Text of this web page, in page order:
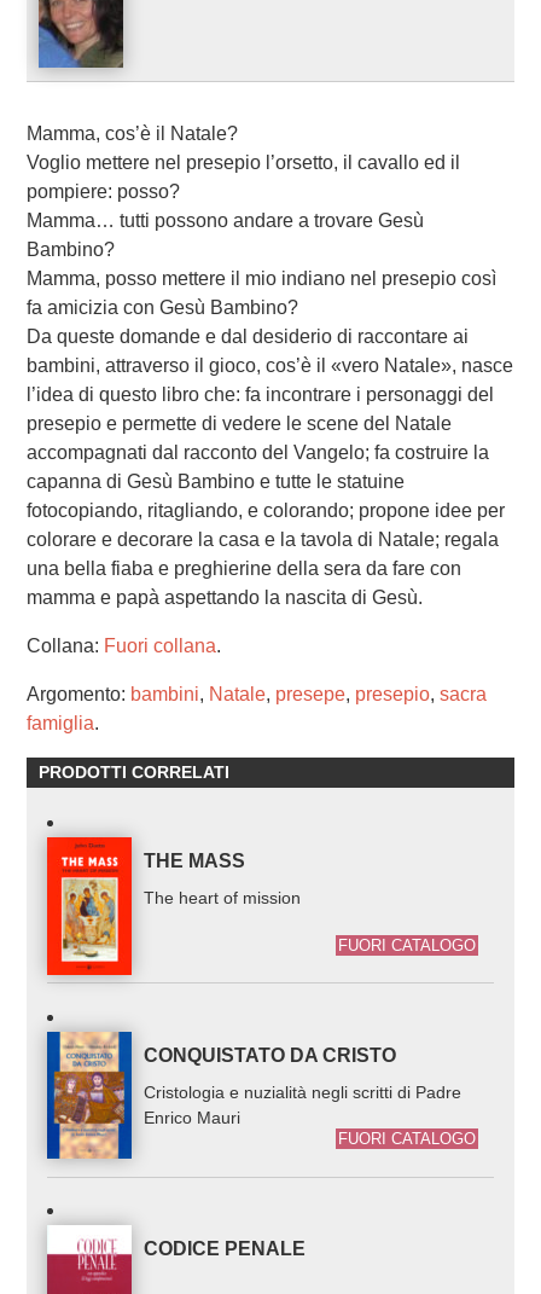
Mamma, cos’è il Natale?
Voglio mettere nel presepio l’orsetto, il cavallo ed il
pompiere: posso?
Mamma… tutti possono andare a trovare Gesù
Bambino?
Mamma, posso mettere il mio indiano nel presepio così
fa amicizia con Gesù Bambino?
Da queste domande e dal desiderio di raccontare ai
bambini, attraverso il gioco, cos’è il «vero Natale», nasce
l’idea di questo libro che: fa incontrare i personaggi del
presepio e permette di vedere le scene del Natale
accompagnati dal racconto del Vangelo; fa costruire la
capanna di Gesù Bambino e tutte le statuine
fotocopiando, ritagliando, e colorando; propone idee per
colorare e decorare la casa e la tavola di Natale; regala
una bella fiaba e preghierine della sera da fare con
mamma e papà aspettando la nascita di Gesù.
Collana: Fuori collana.
Argomento: bambini, Natale, presepe, presepio, sacra
famiglia.
PRODOTTI CORRELATI
THE MASS
The heart of mission
FUORI CATALOGO
CONQUISTATO DA CRISTO
Cristologia e nuzialità negli scritti di Padre
Enrico Mauri
FUORI CATALOGO
CODICE PENALE